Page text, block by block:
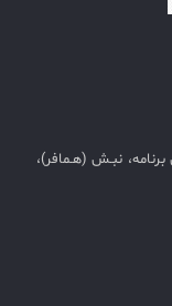
نبـش (هـمافر)،